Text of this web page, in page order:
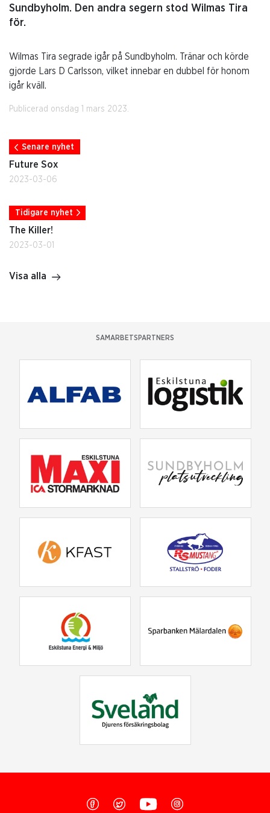
Sundbyholm. Den andra segern stod Wilmas Tira
för.
Wilmas Tira segrade igår på Sundbyholm. Tränar och körde
gjorde Lars D Carlsson, vilket innebar en dubbel för honom
igår kväll.
Publicerad onsdag 1 mars 2023.
Senare nyhet
Future Sox
2023-03-06
Tidigare nyhet
The Killer!
2023-03-01
Visa alla
SAMARBETSPARTNERS